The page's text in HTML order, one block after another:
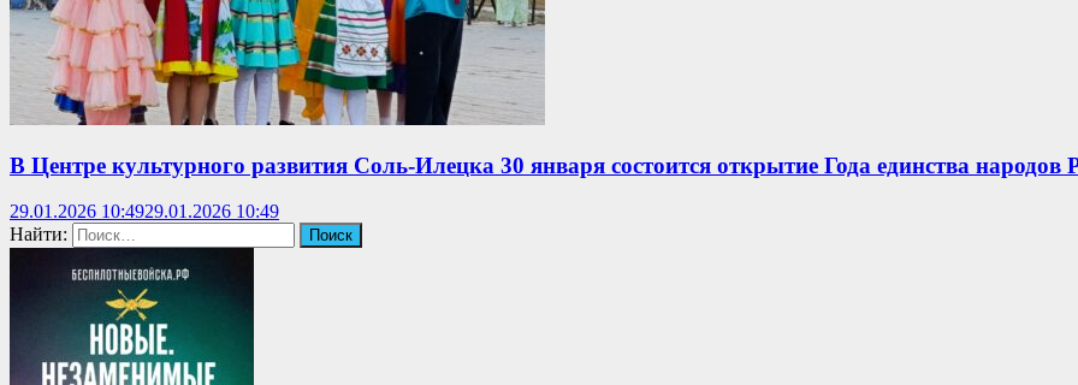
В Центре культурного развития Соль-Илецка 30 января состоится открытие Года единства народов
29.01.2026 10:4929.01.2026 10:49
Найти: